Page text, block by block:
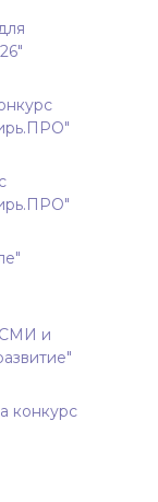
СМИ и
конкурс